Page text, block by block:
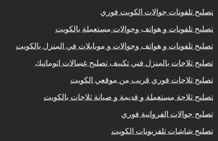
تصليح تلفونات جوالات الكويت فوري
تصليح تلفونات و هواتف وجوالات مستعملة بالكويت
تصليح تلفونات و هواتف وجوالات و موبايلات في المنزل بالكويت
تصليح ثلاجات بالمنزل فني تكييف تصليح غسالات اتوماتيك
تصليح ثلاجات فوري قريب من موقعي الكويت
تصليح ثلاجة مستعملة و قديمة و صيانة ثلاجات بالكويت
تصليح جوالات الفروانية فوري
تصليح شاشات تلفزيونات الكويت